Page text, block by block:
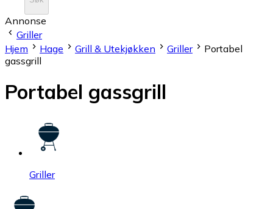
Annonse
Griller
Hjem
Hage Grill & Utekjøkken Griller
Portabel
gassgrill
Portabel gassgrill
Griller